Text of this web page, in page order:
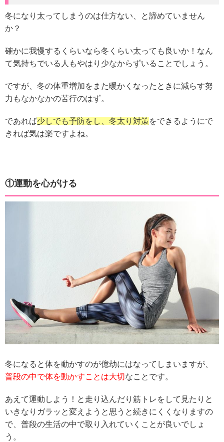
冬になり太ってしまうのは仕方ない、と諦めていません
か？
確かに我慢するくらいなら冬くらい太っても良いか！なん
て気持ちでいる人もやはり少なからずいることでしょう。
ですが、冬の体重増加をまた暖かくなったときに減らす努
力もなかなかの苦行のはず。
であれば少しでも予防をし、冬太り対策をできるようにで
きれば気は楽ですよね。
①運動を心がける
冬になると体を動かすのが億劫にはなってしまいますが、
普段の中で体を動かすことは大切なことです。
あえて運動しよう！と走り込んだり筋トレをして見たりと
いきなりガラッと変えようと思うと続きにくくなりますの
で、普段の生活の中で取り入れていくことが良いでしょ
う。